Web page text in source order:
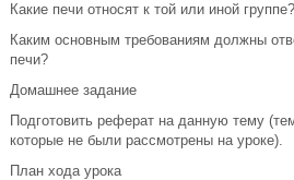
Какие печи относят к той или иной группе?
Каким основным требованиям должны
печи?
Домашнее задание
Подготовить реферат на данную тему
которые не были рассмотрены на уроке).
План хода урока